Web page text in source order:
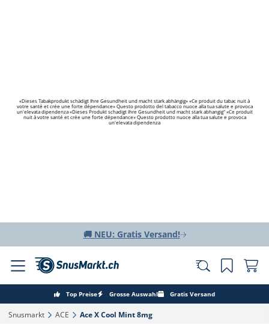
«Dieses Tabakprodukt schädigt Ihre Gesundheit und macht stark abhängig» «Ce produit du tabac nuit à
votre santé et crée une forte dépendance» Questo prodotto del tabacco nuoce alla tua salute e provoca
un'elevata dipendenza «Dieses Produkt schadigt Ihre Gesundheit und macht stark abhangig" «Ce produit
nuit à votre santé et crée une forte dépendance» Questo prodotto nuoce alla tua salute e provoca
un'elevata dipendenza
🚚 NEU: Gratis Versand!
Top Preise Grosse Auswahl Gratis Versand
Snusmarkt‎ ACE‎ Ace X Cool Mint 8mg‎